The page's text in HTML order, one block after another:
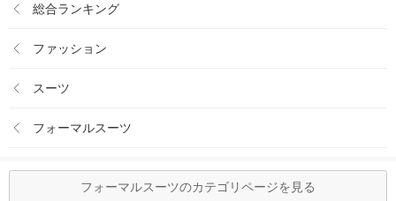
総合ランキング
ファッション
スーツ
フォーマルスーツ
フォーマルスーツのカテゴリページを見る